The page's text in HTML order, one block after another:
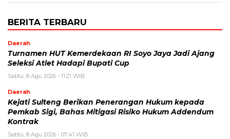
BERITA TERBARU
Daerah
Turnamen HUT Kemerdekaan RI Soyo Jaya Jadi Ajang
Seleksi Atlet Hadapi Bupati Cup
Sabtu, 8 Agu 2026 - 11:21 WIB
Daerah
Kejati Sulteng Berikan Penerangan Hukum kepada
Pemkab Sigi, Bahas Mitigasi Risiko Hukum Addendum
Kontrak
Sabtu, 8 Agu 2026 - 07:41 WIB